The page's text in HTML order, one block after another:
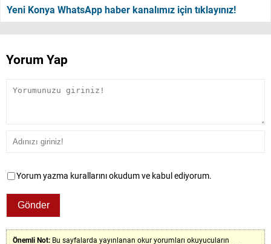
Yeni Konya WhatsApp haber kanalımız için tıklayınız!
Yorum Yap
Yorum yazma kurallarını okudum ve kabul ediyorum.
Önemli Not: Bu sayfalarda yayınlanan okur yorumları okuyucuların